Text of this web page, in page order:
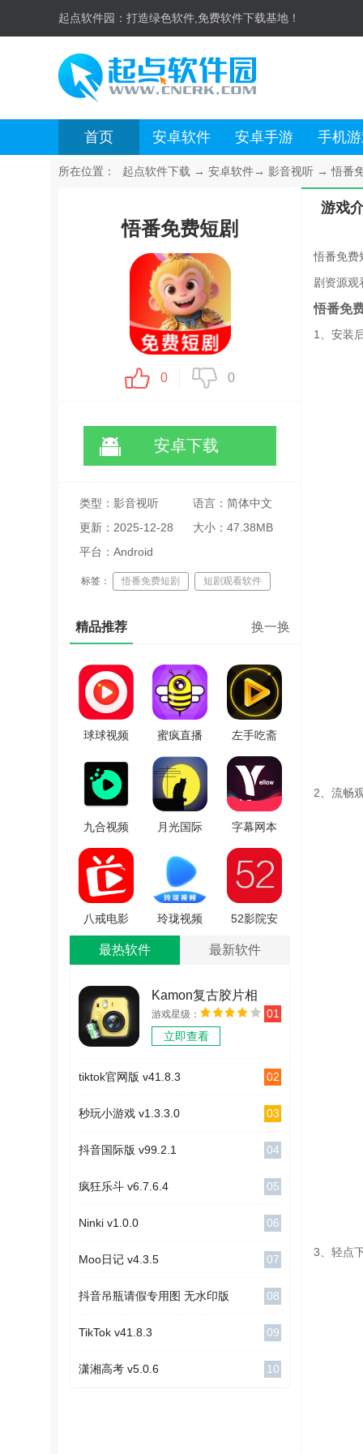
起点软件园： 打造绿色软件,免费软件下载基地！
首页 安卓软件 安卓手游 手机
所在位置： 起点软件下载 → 安卓软件→ 影音视听 →悟番
悟番免费短剧
0 0
安卓下载
类型：影音视听
语言：简体中文
更新：2025-12-28
23:06:35
大小：47.38MB
平台：Android
标签： 悟番免费短剧 短剧观看软件
精品推荐 换一换
球球视频
版 V2.2.1
蜜疯直播
官方最新
版 V3.9.2
左手吃斋
手机最新
版 V1.5.0
九合视频
本正版
V4.3.0
月光国际
V3.3.4
字幕网本
应用官方
最新版
V1.4.2
八戒电影
网原版
V1.0
玲珑视频
官方最新
52影院安
最热软件 最新软件
Kamon复古胶片相
机 v2.2.2
游戏星级：
立即查看
01
tiktok官网版 v41.8.3 02
秒玩小游戏 v1.3.3.0 03
抖音国际版 v99.2.1 04
疯狂乐斗 v6.7.6.4 05
Ninki v1.0.0 06
Moo日记 v4.3.5 07
抖音吊瓶请假专用图 无水印版 08
TikTok v41.8.3 09
潇湘高考 v5.0.6 10
游戏
悟番免费
剧资源观
悟番免
1、安装
2、流畅
3、轻点